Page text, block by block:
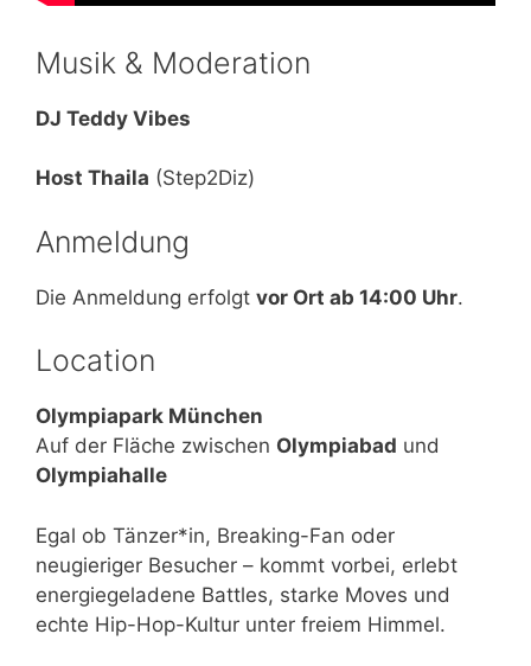
Musik & Moderation
DJ Teddy Vibes
Host Thaila (Step2Diz)
Anmeldung
Die Anmeldung erfolgt vor Ort ab 14:00 Uhr.
Location
Olympiapark München
Auf der Fläche zwischen Olympiabad und
Olympiahalle
Egal ob Tänzer*in, Breaking-Fan oder
neugieriger Besucher – kommt vorbei, erlebt
energiegeladene Battles, starke Moves und
echte Hip-Hop-Kultur unter freiem Himmel.